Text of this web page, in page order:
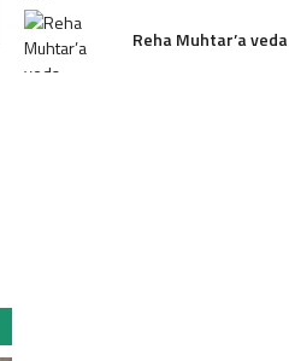
Reha Muhtar’a veda